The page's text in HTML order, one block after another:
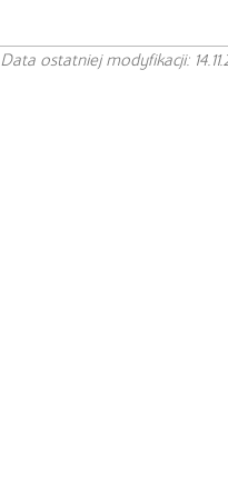
Data ostatniej modyfikacji: